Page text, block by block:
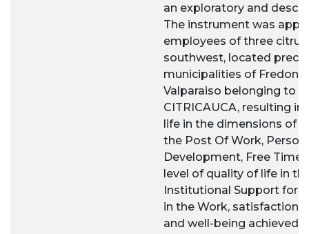
an exploratory and
The instrument was
employees of three
southwest, located
municipalities of
Valparaiso belonging to
CITRICAUCA, resulting
life in the dimensions of
the Post Of Work,
Development, Free Time
level of quality of life in
Institutional Support for
in the Work, satisfaction
and well-being achieved